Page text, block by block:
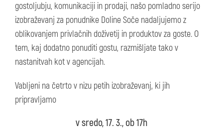
gostoljubju, komunikaciji in prodaji, našo pomladno serijo
izobraževanj za ponudnike Doline Soče nadaljujemo z
oblikovanjem privlačnih doživetij in produktov za goste. O
tem, kaj dodatno ponuditi gostu, razmišljate tako v
nastanitvah kot v agencijah.
Vabljeni na četrto v nizu petih izobraževanj, ki jih
pripravljamo
v sredo, 17. 3., ob 17h